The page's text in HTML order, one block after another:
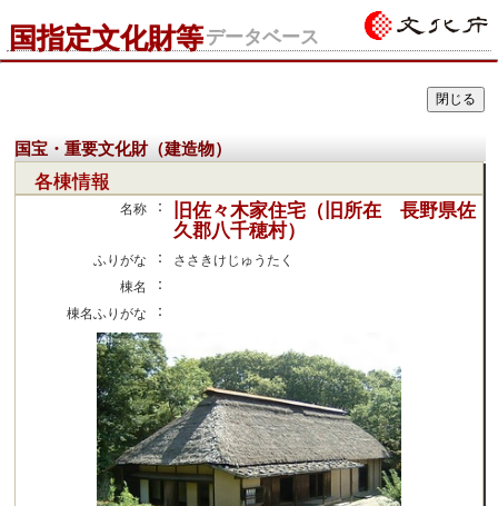
国指定文化財等データベース
国宝・重要文化財（建造物）
各棟情報
名称 ：
旧佐々木家住宅（旧所在 長野県佐
久郡八千穂村）
ふりがな ：
ささきけじゅうたく
棟名
：
棟名ふりがな ：